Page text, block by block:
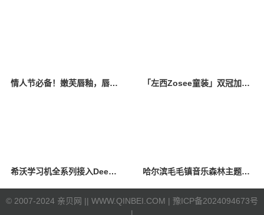
情人节必备！嫩芙唇釉，唇间绽放浪漫心动，锁住爱意一生！ 「左西Zosee童装」双冠加冕，引领新一代中国童装
希沃学习机全系列接入Deepseek大模型 哈尔滨毛毛镇音乐森林主题乐园试运行 寓教于乐·引领儿童音乐启蒙新风尚
© 2007-2024 亲贝网 || WWW.QINBEI.COM | 豫ICP备2024094673号